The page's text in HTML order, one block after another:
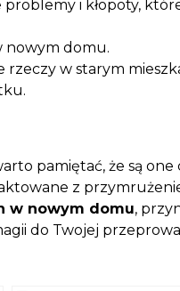
i kłopoty,
nowym domu.
rzeczy w starym
pamiętać, że są
z
w nowym domu,
do Twojej